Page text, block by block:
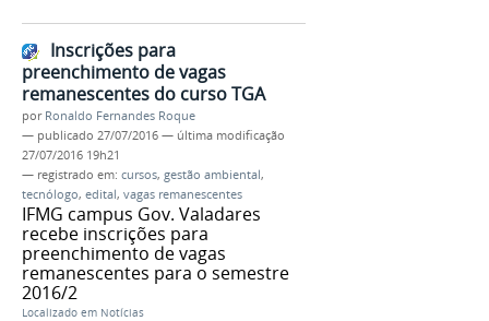
Inscrições para
preenchimento de vagas
remanescentes do curso TGA
por Ronaldo Fernandes Roque
— publicado 27/07/2016 — última modificação
27/07/2016 19h21
— registrado em: cursos, gestão ambiental,
tecnólogo, edital, vagas remanescentes
IFMG campus Gov. Valadares
recebe inscrições para
preenchimento de vagas
remanescentes para o semestre
2016/2
Localizado em Notícias